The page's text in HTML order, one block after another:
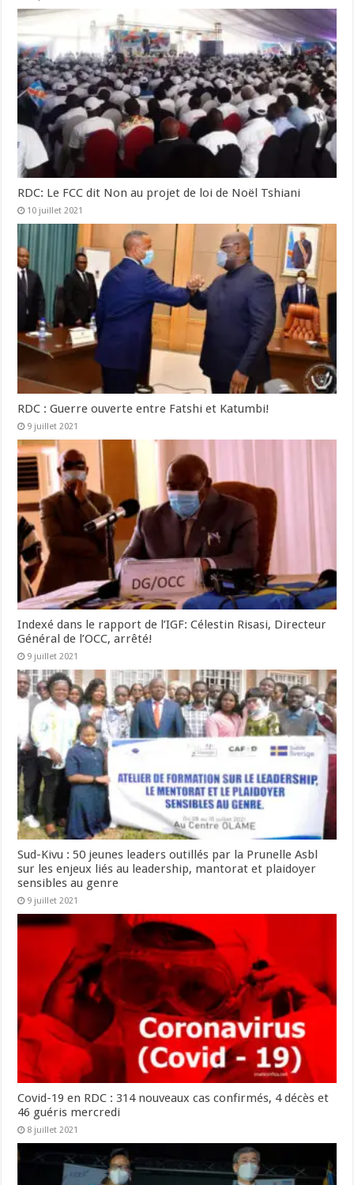
RDC: Le FCC dit Non au projet de loi de Noël Tshiani
10 juillet 2021
RDC : Guerre ouverte entre Fatshi et Katumbi!
9 juillet 2021
Indexé dans le rapport de l’IGF: Célestin Risasi, Directeur
Général de l’OCC, arrêté!
9 juillet 2021
Sud-Kivu : 50 jeunes leaders outillés par la Prunelle Asbl
sur les enjeux liés au leadership, mantorat et plaidoyer
sensibles au genre
9 juillet 2021
Covid-19 en RDC : 314 nouveaux cas confirmés, 4 décès et
46 guéris mercredi
8 juillet 2021